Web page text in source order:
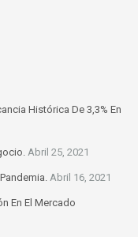
Histórica De 3,3% En
Abril 25, 2021
Abril 16, 2021
En El Mercado